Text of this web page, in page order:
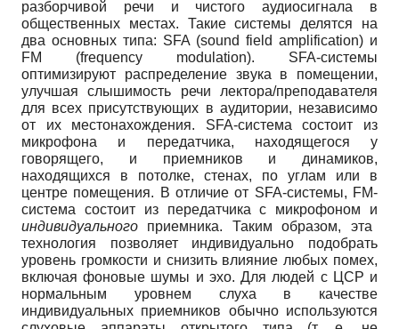
разборчивой речи и чистого аудиосигнала в
общественных местах. Такие системы делятся на
два основных типа: SFA (sound field amplification) и
FM (frequency modulation). SFA-системы
оптимизируют распределение звука в помещении,
улучшая слышимость речи лектора/преподавателя
для всех присутствующих в аудитории, независимо
от их местонахождения. SFA-система состоит из
микрофона и передатчика, находящегося у
говорящего, и приемников и динамиков,
находящихся в потолке, стенах, по углам или в
центре помещения. В отличие от SFA-системы, FM-
система состоит из передатчика с микрофоном и
индивидуального приемника. Таким образом, эта
технология позволяет индивидуально подобрать
уровень громкости и снизить влияние любых помех,
включая фоновые шумы и эхо. Для людей с ЦСР и
нормальным уровнем слуха в качестве
индивидуальных приемников обычно используются